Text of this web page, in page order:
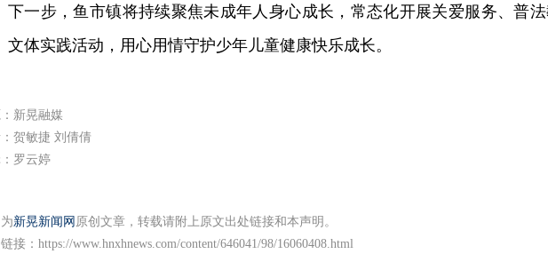
下一步，鱼市镇将持续聚焦未成年人身心成长，常态化开展关爱服务、普
文体实践活动，用心用情守护少年儿童健康快乐成长。
新晃融媒
贺敏捷 刘倩倩
罗云婷
新晃新闻网 原创文章，转载请附上原文出处链接和本声明。
接： https://www.hnxhnews.com/content/646041/98/16060408.html